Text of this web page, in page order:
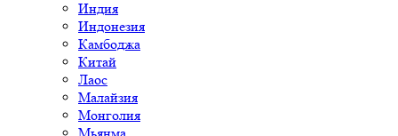
Индия
Индонезия
Камбоджа
Китай
Лаос
Малайзия
Монголия